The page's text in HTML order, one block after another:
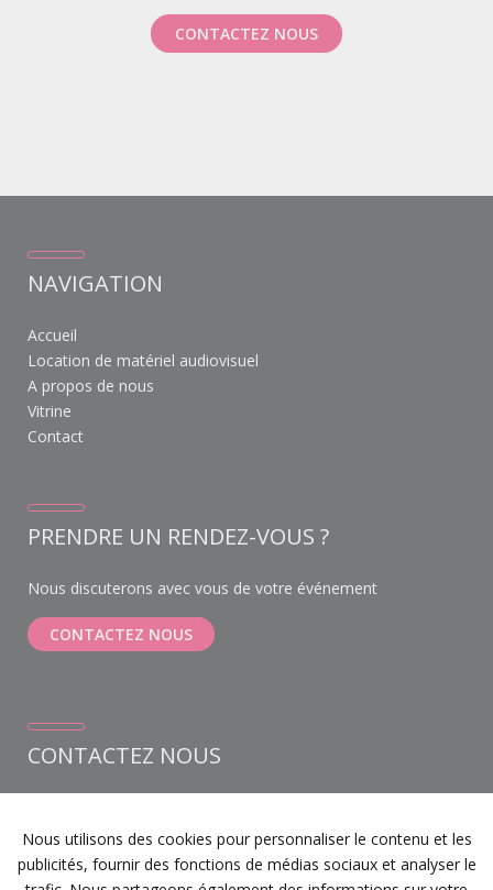
CONTACTEZ NOUS
NAVIGATION
Accueil
Location de matériel audiovisuel
A propos de nous
Vitrine
Contact
PRENDRE UN RENDEZ-VOUS ?
Nous discuterons avec vous de votre événement
CONTACTEZ NOUS
CONTACTEZ NOUS
1930 Zaventem
+32 (0) 468 12 22 21
info@devents.be
Nous utilisons des cookies pour personnaliser le contenu et les
publicités, fournir des fonctions de médias sociaux et analyser le